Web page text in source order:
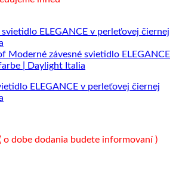
ELEGANCE v perleťovej čiernej
o dobe dodania budete informovaní )